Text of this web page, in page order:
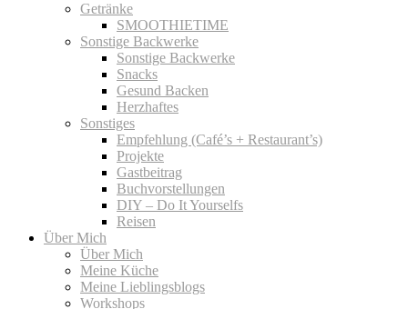
Getränke
SMOOTHIETIME
Sonstige Backwerke
Sonstige Backwerke
Snacks
Gesund Backen
Herzhaftes
Sonstiges
Empfehlung (Café’s + Restaurant’s)
Projekte
Gastbeitrag
Buchvorstellungen
DIY – Do It Yourselfs
Reisen
Über Mich
Über Mich
Meine Küche
Meine Lieblingsblogs
Workshops